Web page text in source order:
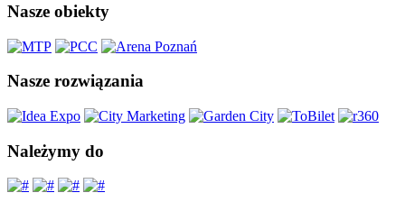
Nasze obiekty
Nasze rozwiązania
Należymy do